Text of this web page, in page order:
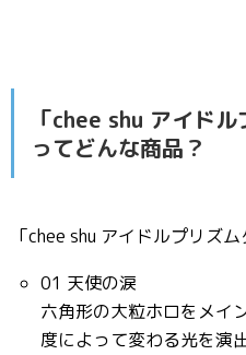
「chee shu アイド
ってどんな商品？
「chee shu アイドルプリズ
01 天使の涙
六角形の大粒ホロをメイ
度によって変わる光を演